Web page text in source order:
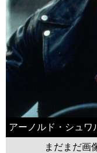
アーノルド・シュワ
まだまだ画